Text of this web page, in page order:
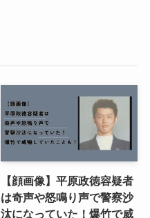
【顔画像】平原政徳容疑者
は奇声や怒鳴り声で警察沙
汰になっていた！爆竹で威